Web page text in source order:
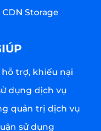
Storage
trợ, khiếu nại
dụng dịch vụ
quản trị dịch vụ
sử dụng